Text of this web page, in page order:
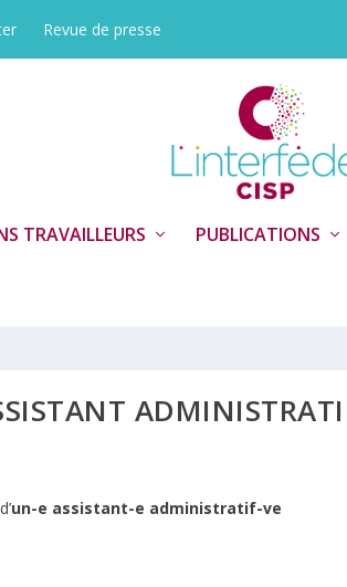
Revue de presse
TRAVAILLEURS PUBLICATIONS
un-e assistant-e administratif-ve